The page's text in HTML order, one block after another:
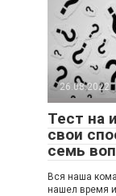
26.08.2022
Тест на
свои
семь
Вся наша
нашел время